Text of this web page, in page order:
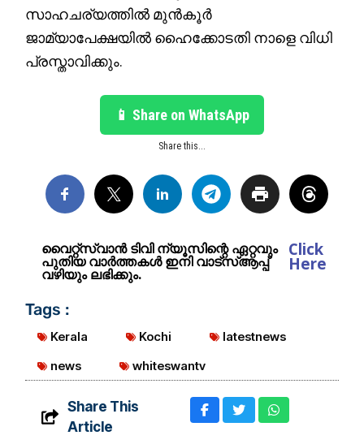
സാഹചര്യത്തിൽ മുൻകൂർ
ജാമ്യാപേക്ഷയിൽ ഹൈക്കോടതി നാളെ വിധി
പ്രസ്താവിക്കും.
📱 Share on WhatsApp
Share this...
വൈറ്റ്സ്വാൻ ടിവി ന്യൂസിന്റെ ഏറ്റവും
പുതിയ വാർത്തകൾ ഇനി വാട്സ്ആപ്പ്
വഴിയും ലഭിക്കും.
Click
Here
Tags :
Kerala Kochi
latestnews
news
whiteswantv
Share This
Article